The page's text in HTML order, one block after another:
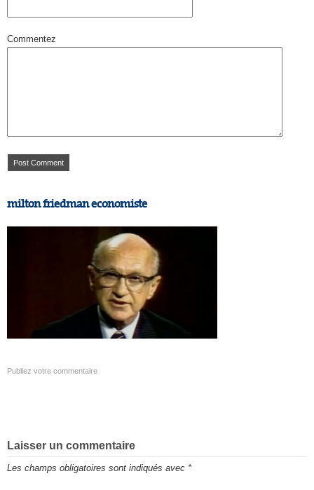
Commentez
milton friedman economiste
Publiez votre commentaire
Laisser un commentaire
Les champs obligatoires sont indiqués avec *